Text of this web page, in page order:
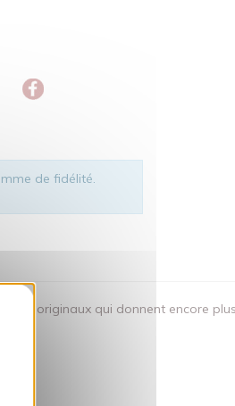
de fidélité.
originaux qui donnent encore